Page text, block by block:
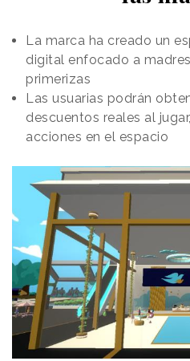
La marca ha creado un
digital enfocado a
primerizas
Las usuarias podrán
descuentos reales al
acciones en el espacio